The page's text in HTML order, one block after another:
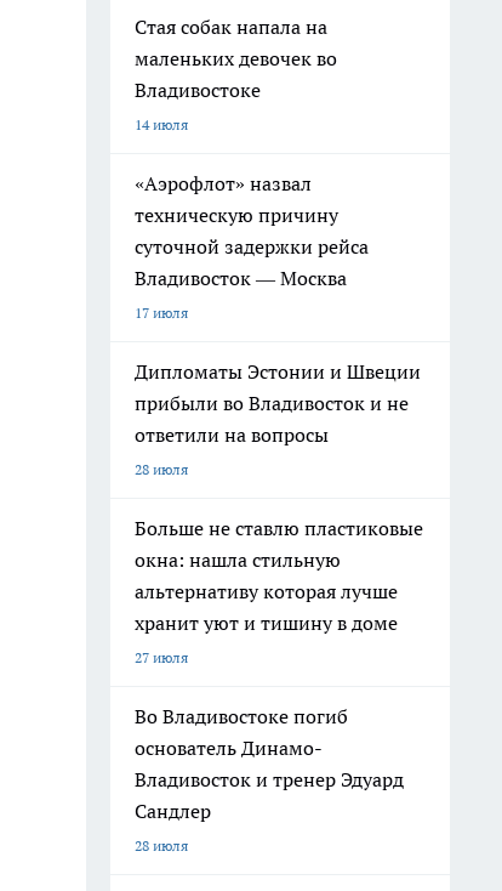
Стая собак напала на
маленьких девочек во
Владивостоке
14 июля
«Аэрофлот» назвал
техническую причину
суточной задержки рейса
Владивосток — Москва
17 июля
Дипломаты Эстонии и Швеции
прибыли во Владивосток и не
ответили на вопросы
28 июля
Больше не ставлю пластиковые
окна: нашла стильную
альтернативу которая лучше
хранит уют и тишину в доме
27 июля
Во Владивостоке погиб
основатель Динамо-
Владивосток и тренер Эдуард
Сандлер
28 июля